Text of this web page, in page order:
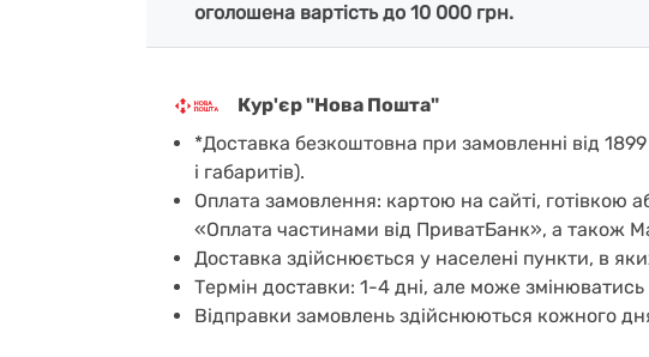
оголошена вартість до 10 000 грн.
Кур'єр "Нова Пошта"
*Доставка безкоштовна при замовленні від
і габаритів).
Оплата замовлення: картою на сайті,
«Оплата частинами від ПриватБанк», а також
Доставка здійснюється у населені пункти, в
Термін доставки: 1-4 дні, але може змінюватись
Відправки замовлень здійснюються кожного